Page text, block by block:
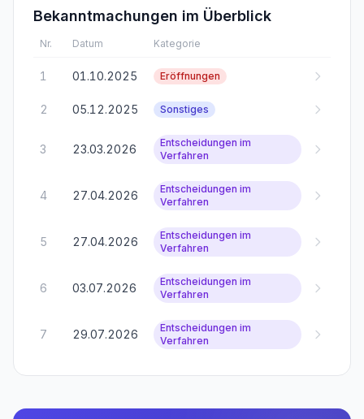
Bekanntmachungen im Überblick
Nr. Datum Kategorie
1 01.10.2025 Eröffnungen
2 05.12.2025 Sonstiges
3 23.03.2026
Entscheidungen im
Verfahren
4 27.04.2026
Entscheidungen im
Verfahren
5 27.04.2026
Entscheidungen im
Verfahren
6 03.07.2026
Entscheidungen im
Verfahren
7 29.07.2026
Entscheidungen im
Verfahren